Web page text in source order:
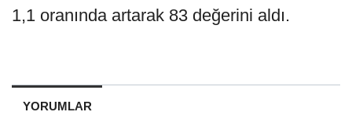
1,1 oranında artarak 83 değerini aldı.
YORUMLAR